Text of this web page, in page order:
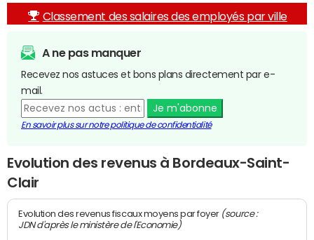
Classement des salaires des employés par ville
A ne pas manquer
Recevez nos astuces et bons plans directement par e-
mail.
Je m'abonne
En savoir plus sur notre politique de confidentialité
Evolution des revenus à Bordeaux-Saint-
Clair
Evolution des revenus fiscaux moyens par foyer (source :
JDN d'après le ministère de l'Economie)